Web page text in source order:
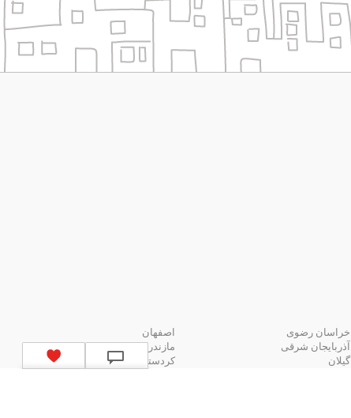
خراسان رضوی
اصفهان
آذربایجان شرقی
مازندران
گیلان کردستان